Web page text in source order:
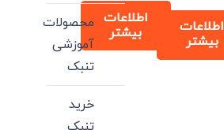
اطلاعات
بیشتر
اطلاعات
بیشتر
محصولات
آموزشی
تنبک
خرید